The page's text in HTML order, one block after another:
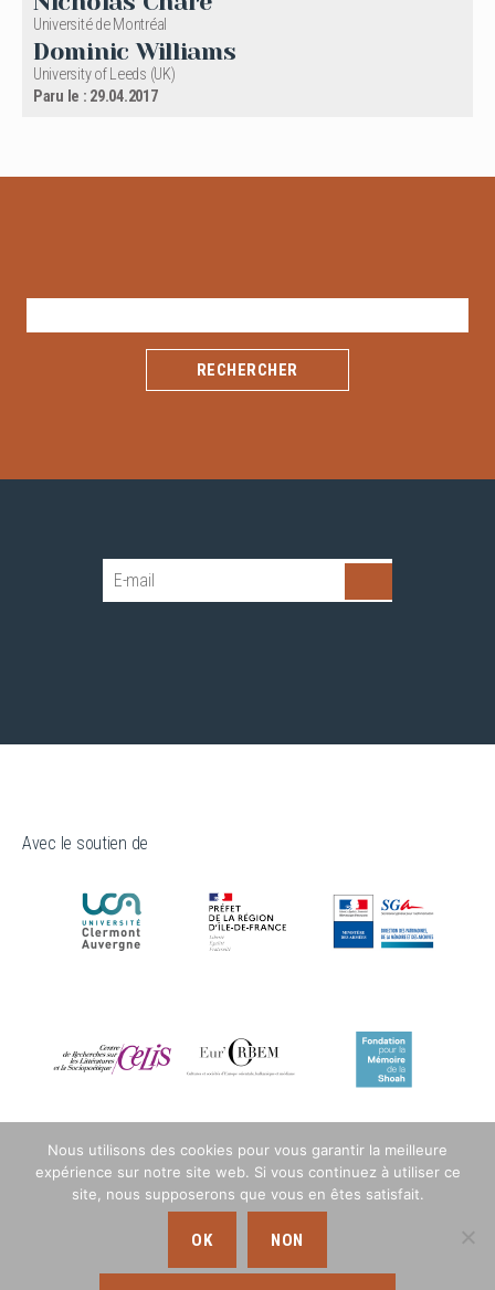
Université de Montréal
Dominic Williams
University of Leeds (UK)
Paru le : 29.04.2017
Avec le soutien de
Nous utilisons des cookies pour vous garantir la meilleure
expérience sur notre site web. Si vous continuez à utiliser ce
site, nous supposerons que vous en êtes satisfait.
OK NON